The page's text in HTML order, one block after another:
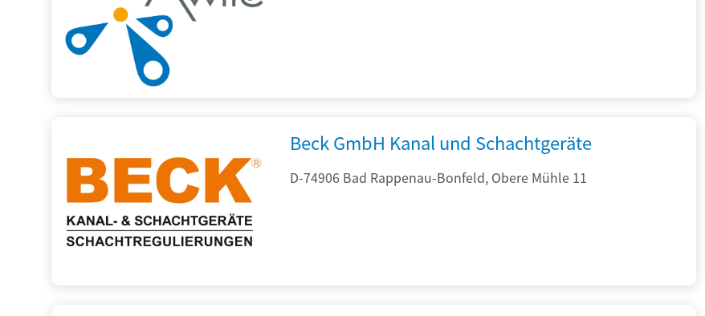
Beck GmbH Kanal und Schachtgeräte
D-74906 Bad Rappenau-Bonfeld, Obere Mühle 11